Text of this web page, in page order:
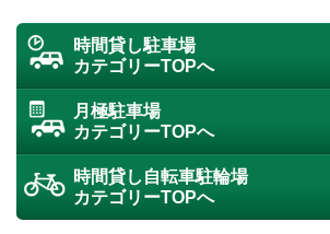
時間貸し駐車場
カテゴリーTOPへ
月極駐車場
カテゴリーTOPへ
時間貸し自転車駐輪場
カテゴリーTOPへ